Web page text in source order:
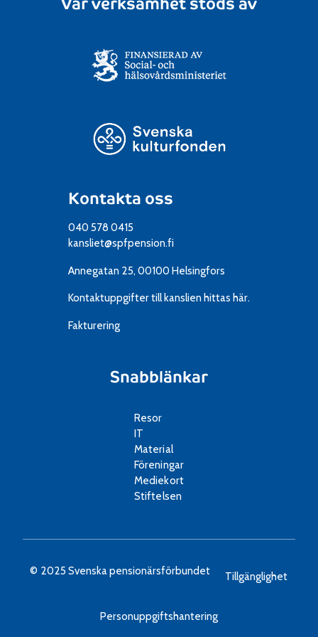
Kontakta oss
040 578 0415
kansliet@spfpension.fi
Annegatan 25, 00100 Helsingfors
Kontaktuppgifter till kanslien hittas här.
Fakturering
Snabblänkar
Resor
IT
Material
Föreningar
Mediekort
Stiftelsen
Vår verksamhet stöds av
© 2025 Svenska pensionärsförbundet Tillgänglighet
Personuppgiftshantering